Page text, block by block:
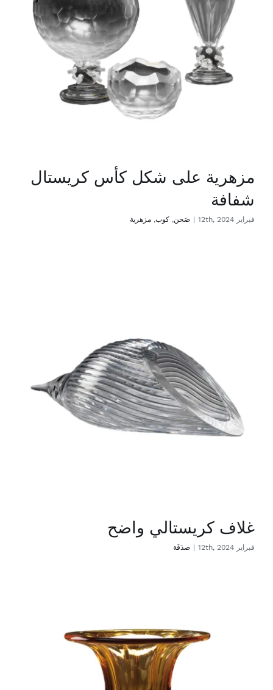
مزهرية على شكل كأس كريستال
شفافة
فبراير 12th, 2024 | صَحن, كوب, مزهرية
غلاف كريستالي واضح
فبراير 12th, 2024 | صدَفَة